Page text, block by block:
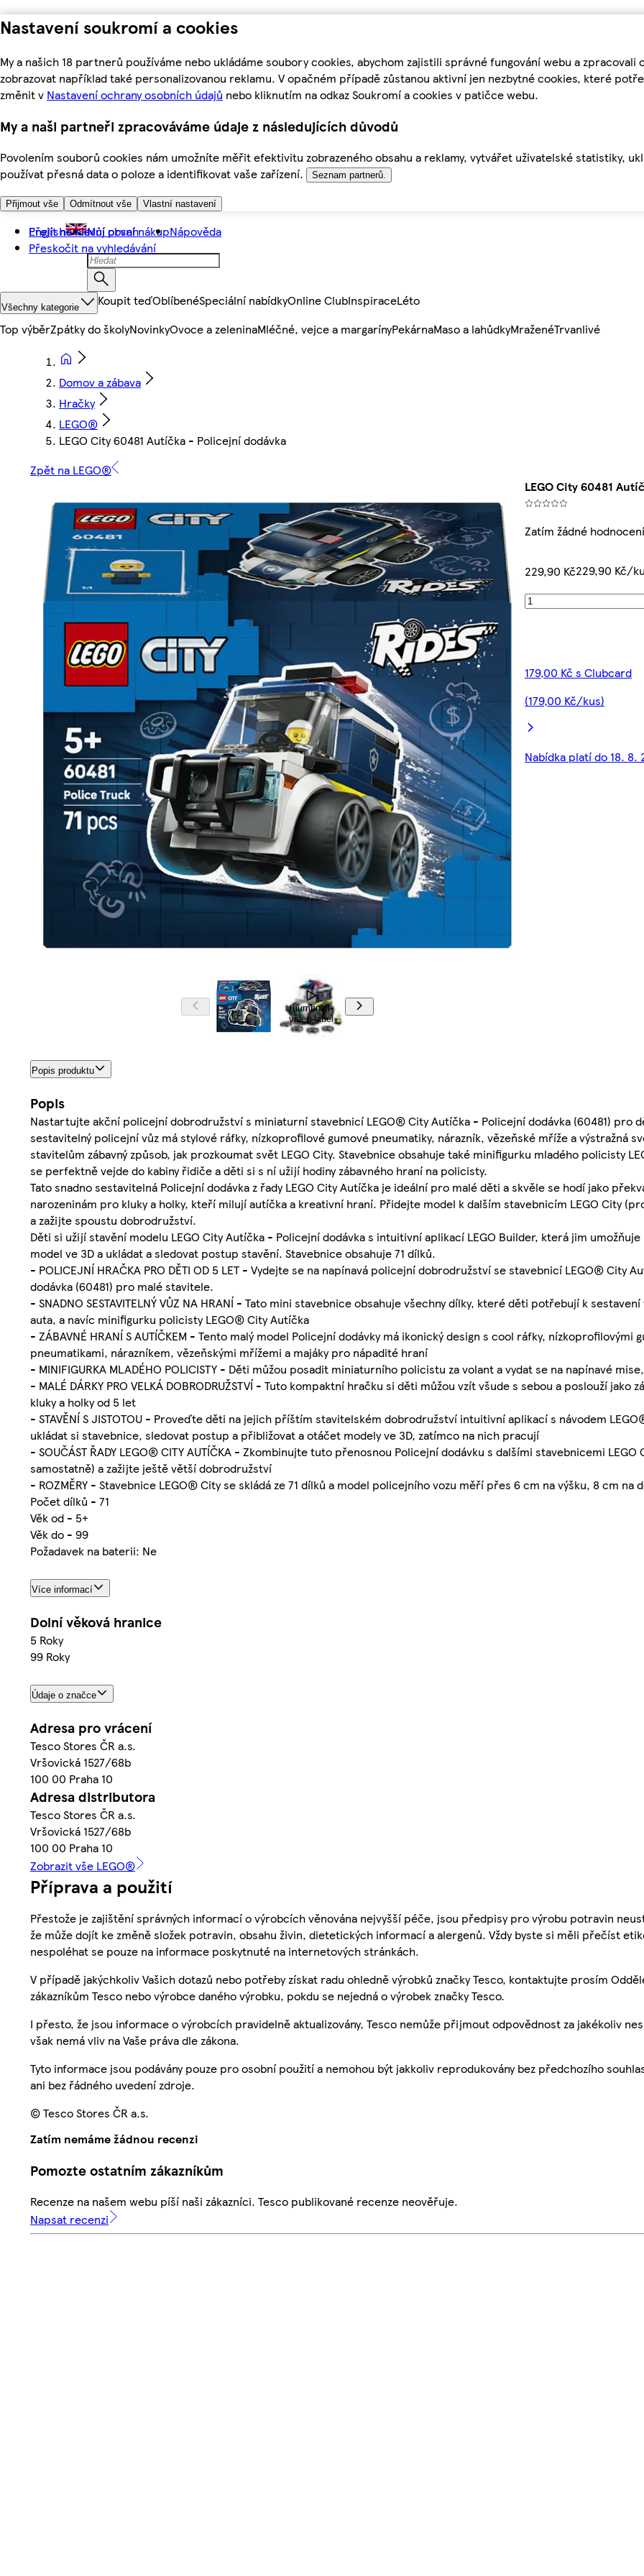
Nastavení soukromí a cookies
My a našich 18 partnerů používáme nebo ukládáme soubory cookies, abychom zajistili správné fungování webu a
zobrazovat například také personalizovanou reklamu. V opačném případě zůstanou aktivní jen nezbytné cookies, které
změnit v Nastavení ochrany osobních údajů nebo kliknutím na odkaz Soukromí a cookies v patičce webu.
My a naši partneři zpracováváme údaje z následujících důvodů
Povolením souborů cookies nám umožníte měřit efektivitu zobrazeného obsahu a reklamy, vytvářet uživatelské statistiky,
používat přesná data o poloze a identifikovat vaše zařízení.
Seznam partnerů.
Přijmout vše Odmítnout vše Vlastní nastavení
Přejít na hlavní obsah
Přeskočit na vyhledávání
English Můj první nákupNápověda
Všechny kategorie Koupit teďOblíbenéSpeciální nabídkyOnline ClubInspiraceLéto
Top výběrZpátky do školyNovinkyOvoce a zeleninaMléčné, vejce a margarínyPekárnaMaso a lahůdkyMraženéTrvanlivé
Domov a zábava
Hračky
LEGO®
LEGO City 60481 Autíčka - Policejní dodávka
Zpět na LEGO®
thumbnail-
video-label
LEGO City 60481
Zatím žádné hodnocení
229,90 Kč229,90 Kč/
179,00 Kč s Clubcard
(179,00 Kč/kus)
Nabídka platí do 18. 8.
Popis produktu
Popis
Nastartujte akční policejní dobrodružství s miniaturní stavebnicí LEGO® City Autíčka - Policejní dodávka (60481) pro
sestavitelný policejní vůz má stylové ráfky, nízkoprofilové gumové pneumatiky, nárazník, vězeňské mříže a výstražná
stavitelům zábavný způsob, jak prozkoumat svět LEGO City. Stavebnice obsahuje také minifigurku mladého policisty
se perfektně vejde do kabiny řidiče a děti si s ní užijí hodiny zábavného hraní na policisty.
Tato snadno sestavitelná Policejní dodávka z řady LEGO City Autíčka je ideální pro malé děti a skvěle se hodí jako
narozeninám pro kluky a holky, kteří milují autíčka a kreativní hraní. Přidejte model k dalším stavebnicím LEGO City
a zažijte spoustu dobrodružství.
Děti si užijí stavění modelu LEGO City Autíčka - Policejní dodávka s intuitivní aplikací LEGO Builder, která jim
model ve 3D a ukládat a sledovat postup stavění. Stavebnice obsahuje 71 dílků.
- POLICEJNÍ HRAČKA PRO DĚTI OD 5 LET - Vydejte se na napínavá policejní dobrodružství se stavebnicí LEGO® City
dodávka (60481) pro malé stavitele.
- SNADNO SESTAVITELNÝ VŮZ NA HRANÍ - Tato mini stavebnice obsahuje všechny dílky, které děti potřebují k
auta, a navíc minifigurku policisty LEGO® City Autíčka
- ZÁBAVNÉ HRANÍ S AUTÍČKEM - Tento malý model Policejní dodávky má ikonický design s cool ráfky, nízkoprofilovými
pneumatikami, nárazníkem, vězeňskými mřížemi a majáky pro nápadité hraní
- MINIFIGURKA MLADÉHO POLICISTY - Děti můžou posadit miniaturního policistu za volant a vydat se na napínavé
- MALÉ DÁRKY PRO VELKÁ DOBRODRUŽSTVÍ - Tuto kompaktní hračku si děti můžou vzít všude s sebou a poslouží jako
kluky a holky od 5 let
- STAVĚNÍ S JISTOTOU - Proveďte děti na jejich příštím stavitelském dobrodružství intuitivní aplikací s návodem
ukládat si stavebnice, sledovat postup a přibližovat a otáčet modely ve 3D, zatímco na nich pracují
- SOUČÁST ŘADY LEGO® CITY AUTÍČKA - Zkombinujte tuto přenosnou Policejní dodávku s dalšími stavebnicemi
samostatně) a zažijte ještě větší dobrodružství
- ROZMĚRY - Stavebnice LEGO® City se skládá ze 71 dílků a model policejního vozu měří přes 6 cm na výšku, 8 cm na
Počet dílků - 71
Věk od - 5+
Věk do - 99
Požadavek na baterii: Ne
Více informací
Dolní věková hranice
5 Roky
99 Roky
Údaje o značce
Adresa pro vrácení
Tesco Stores ČR a.s.
Vršovická 1527/68b
100 00 Praha 10
Adresa distributora
Tesco Stores ČR a.s.
Vršovická 1527/68b
100 00 Praha 10
Zobrazit vše LEGO®
Příprava a použití
Přestože je zajištění správných informací o výrobcích věnována nejvyšší péče, jsou předpisy pro výrobu potravin
že může dojít ke změně složek potravin, obsahu živin, dietetických informací a alergenů. Vždy byste si měli přečíst
nespoléhat se pouze na informace poskytnuté na internetových stránkách.
V případě jakýchkoliv Vašich dotazů nebo potřeby získat radu ohledně výrobků značky Tesco, kontaktujte prosím
zákazníkům Tesco nebo výrobce daného výrobku, pokdu se nejedná o výrobek značky Tesco.
I přesto, že jsou informace o výrobcích pravidelně aktualizovány, Tesco nemůže přijmout odpovědnost za jakékoliv
však nemá vliv na Vaše práva dle zákona.
Tyto informace jsou podávány pouze pro osobní použití a nemohou být jakkoliv reprodukovány bez předchozího
ani bez řádného uvedení zdroje.
© Tesco Stores ČR a.s.
Zatím nemáme žádnou recenzi
Pomozte ostatním zákazníkům
Recenze na našem webu píší naši zákazníci. Tesco publikované recenze neověřuje.
Napsat recenzi